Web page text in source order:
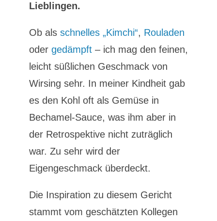
Lieblingen.
Ob als schnelles „Kimchi“, Rouladen
oder gedämpft– ich mag den feinen,
leicht süßlichen Geschmack von
Wirsing sehr. In meiner Kindheit gab
es den Kohl oft als Gemüse in
Bechamel-Sauce, was ihm aber in
der Retrospektive nicht zuträglich
war. Zu sehr wird der
Eigengeschmack überdeckt.
Die Inspiration zu diesem Gericht
stammt vom geschätzten Kollegen